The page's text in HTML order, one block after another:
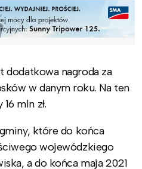
dodatkowa nagroda za
w danym roku. Na ten
mln zł.
które do końca
wojewódzkiego
a do końca maja 2021